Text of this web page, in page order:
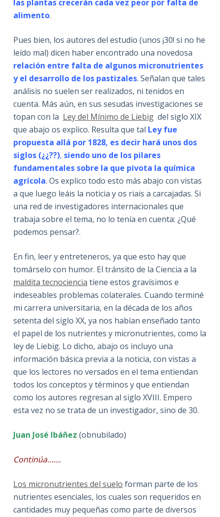
las plantas crecerán cada vez peor por falta de
alimento.
Pues bien, los autores del estudio (unos ¡30! si no he
leído mal) dicen haber encontrado una novedosa
relación entre falta de algunos micronutrientes
y el desarrollo de los pastizales. Señalan que tales
análisis no suelen ser realizados, ni tenidos en
cuenta. Más aún, en sus sesudas investigaciones se
topan con la Ley del Mínimo de Liebigdel siglo XIX
que abajo os explico. Resulta que tal Ley fue
propuesta allá por 1828, es decir hará unos dos
siglos (¿¿??), siendo uno de los pilares
fundamentales sobre la que pivota la química
agrícola. Os explico todo esto más abajo con vistas
a que luego leáis la noticia y os riais a carcajadas. Si
una red de investigadores internacionales que
trabaja sobre el tema, no lo tenía en cuenta: ¿Qué
podemos pensar?.
En fin, leer y entreteneros, ya que esto hay que
tomárselo con humor. El tránsito de la Ciencia a la
maldita tecnociencia tiene estos gravísimos e
indeseables problemas colaterales. Cuando terminé
mi carrera universitaria, en la década de los años
setenta del siglo XX, ya nos habían enseñado tanto
el papel de los nutrientes y micronutrientes, como la
ley de Liebig. Lo dicho, abajo os incluyo una
información básica previa a la noticia, con vistas a
que los lectores no versados en el tema entiendan
todos los conceptos y términos y que entiendan
como los autores regresan al siglo XVIII. Empero
esta vez no se trata de un investigador, sino de 30.
Juan José Ibáñez (obnubilado)
Continúa…….
Los micronutrientes del suelo forman parte de los
nutrientes esenciales, los cuales son requeridos en
cantidades muy pequeñas como parte de diversos